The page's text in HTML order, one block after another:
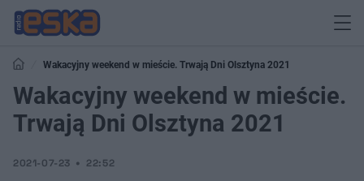
Wakacyjny weekend w mieście. Trwają Dni Olsztyna 2021
Wakacyjny weekend w mieście.
Trwają Dni Olsztyna 2021
2021-07-23 22:52